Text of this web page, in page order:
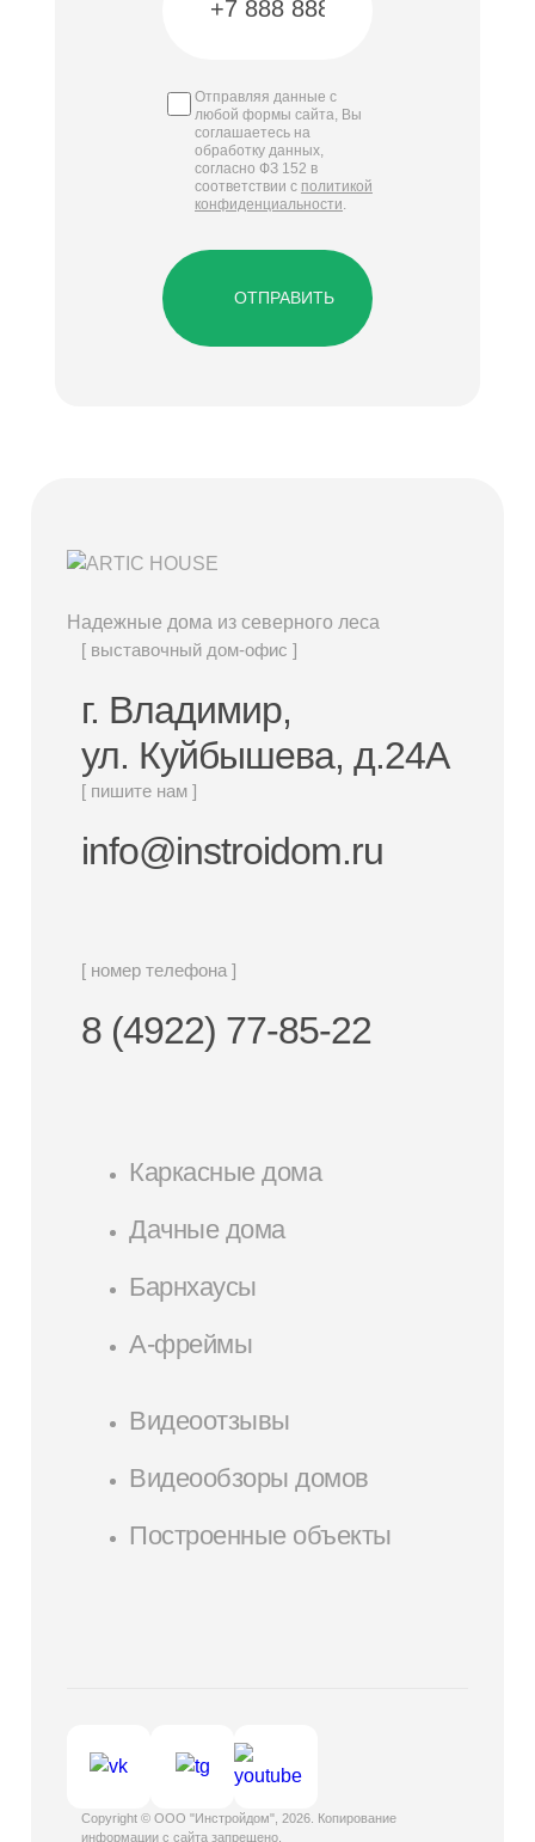
Отправляя данные с
любой формы сайта, Вы
соглашаетесь на
обработку данных,
согласно ФЗ 152 в
соответствии с политикой
конфиденциальности.
ОТПРАВИТЬ
Надежные дома из северного леса
[ выставочный дом-офис ]
г. Владимир,
ул. Куйбышева, д.24А
[ пишите нам ]
info@instroidom.ru
[ номер телефона ]
8 (4922) 77-85-22
Каркасные дома
Дачные дома
Барнхаусы
А-фреймы
Видеоотзывы
Видеообзоры домов
Построенные объекты
Copyright © ООО "Инстройдом", 2026. Копирование
информации с сайта запрещено.